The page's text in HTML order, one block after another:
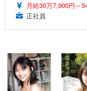
月給30万7,900円～
正社員